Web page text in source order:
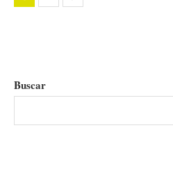
Buscar